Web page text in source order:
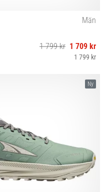
Män
1 799 kr 1 709 kr
1 799 kr
Ny